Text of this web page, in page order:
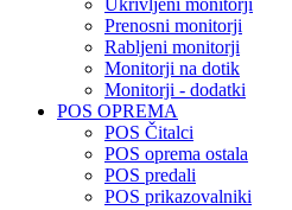
Prenosni monitorji
Rabljeni monitorji
Monitorji na dotik
Monitorji - dodatki
POS OPREMA
POS Čitalci
POS oprema ostala
POS predali
POS prikazovalniki